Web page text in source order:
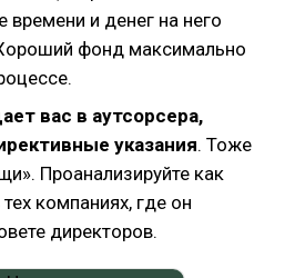
времени и денег на него
фонд максимально
вас в аутсорсера,
указания. Тоже
Проанализируйте как
компаниях, где он
директоров.